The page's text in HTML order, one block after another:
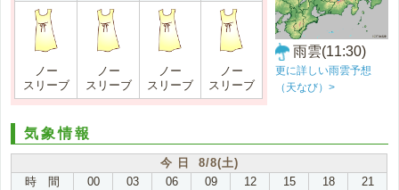
ノー
スリーブ
ノー
スリーブ
ノー
スリーブ
ノー
スリーブ
雨雲(11:30)
更に詳しい雨雲予想
（天なび）>
気象情報
今 日 8/8(土)
時 間
00 03 06 09 12 15 18 21